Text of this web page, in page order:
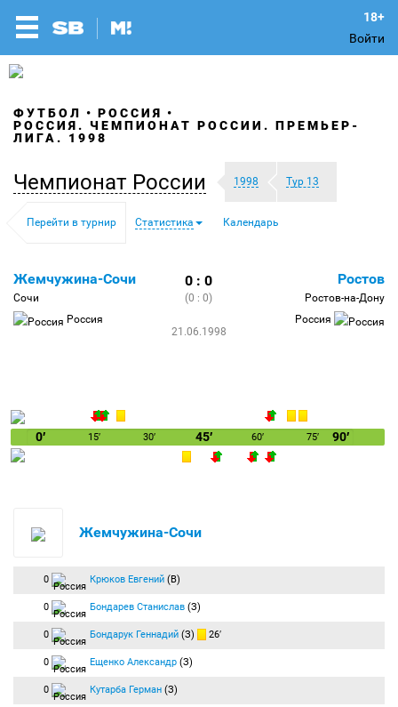
Войти
ФУТБОЛ
РОССИЯ
РОССИЯ. ЧЕМПИОНАТ РОССИИ. ПРЕМЬЕР-
ЛИГА. 1998
Чемпионат России 1998 Тур 13
Перейти в турнир Статистика Календарь
Жемчужина-Сочи
Сочи
Россия
0 : 0
(0 : 0)
21.06.1998
Ростов
Ростов-на-Дону
Россия
0′ 15′ 30′ 45′ 60′ 75′ 90′
Жемчужина-Сочи
0 Крюков Евгений (В)
0 Бондарев Станислав (З)
0 Бондарук Геннадий (З) 26′
0 Ещенко Александр (З)
0 Кутарба Герман (З)